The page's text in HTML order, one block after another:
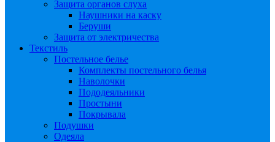
Защита органов слуха
Наушники на каску
Беруши
Защита от электричества
Текстиль
Постельное белье
Комплекты постельного белья
Наволочки
Пододеяльники
Простыни
Покрывала
Подушки
Одеяла